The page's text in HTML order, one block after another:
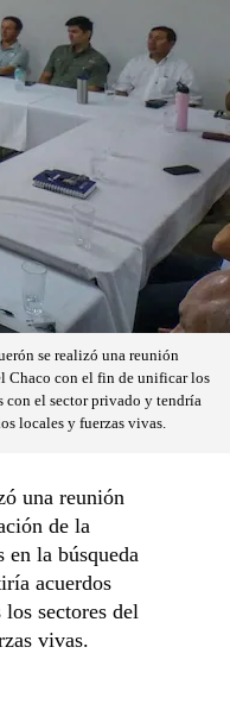
se realizó una reunión
Chaco con el fin de unificar los
con el sector privado y tendría
locales y fuerzas vivas.
una reunión
de la
la búsqueda
acuerdos
sectores del
vivas.